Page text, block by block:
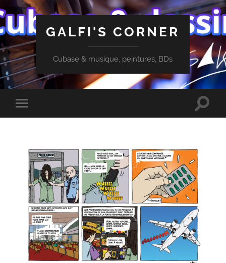
GALFI'S CORNER
Cubase & musique, peintures, BDs
Toggle
mobile
Toggle